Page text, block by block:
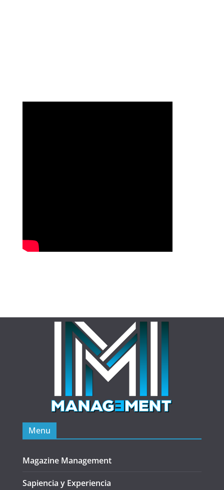
Menu
Magazine Management
Sapiencia y Experiencia